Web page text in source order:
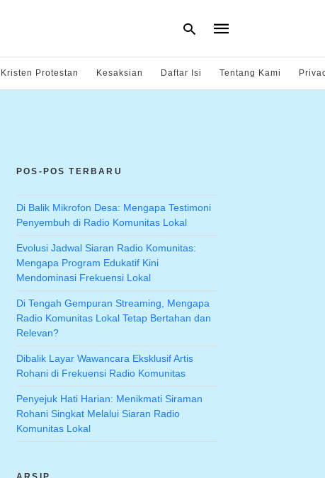
Kristen Protestan Kesaksian Daftar Isi Tentang Kami
POS-POS TERBARU
Di Balik Mikrofon Desa: Mengapa Testimoni
Penyembuh di Radio Komunitas Lokal
Evolusi Jadwal Siaran Radio Komunitas:
Mengapa Program Edukatif Kini
Mendominasi Frekuensi Lokal
Di Tengah Gempuran Streaming, Mengapa
Radio Komunitas Lokal Tetap Bertahan dan
Relevan?
Dibalik Layar Wawancara Eksklusif Artis
Rohani di Frekuensi Radio Komunitas
Penyejuk Hati Harian: Menikmati Siraman
Rohani Singkat Melalui Siaran Radio
Komunitas Lokal